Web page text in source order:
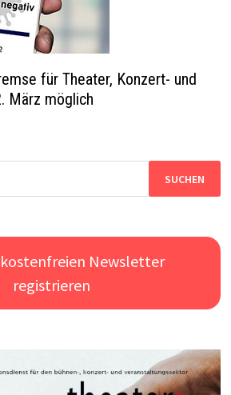
für Theater, Konzert- und
März möglich
Newsletter
registrieren